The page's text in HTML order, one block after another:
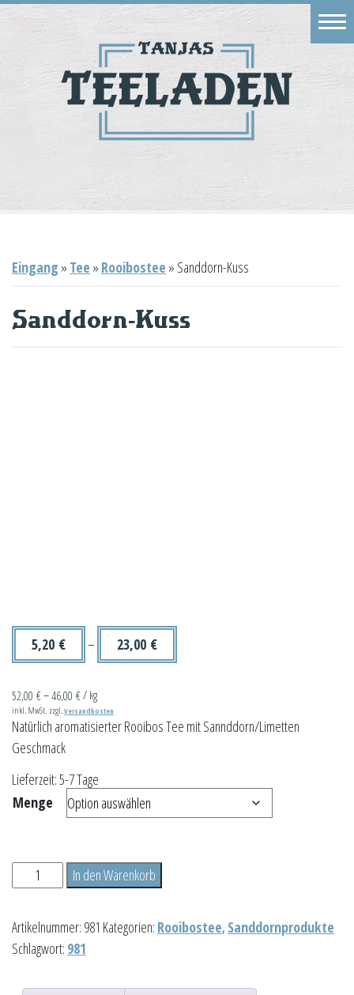
Eingang » Tee » Rooibostee » Sanddorn-Kuss
Sanddorn-Kuss
5,20 € – 23,00 €
52,00 €–46,00 €/ kg
inkl. MwSt. zzgl. Versandkosten
Natürlich aromatisierter Rooibos Tee mit Sannddorn/Limetten
Geschmack
Lieferzeit:5-7 Tage
Menge
Sanddorn-
Kuss
In den Warenkorb
Artikelnummer: 981 Kategorien: Rooibostee, Sanddornprodukte
Schlagwort: 981
Geschäft